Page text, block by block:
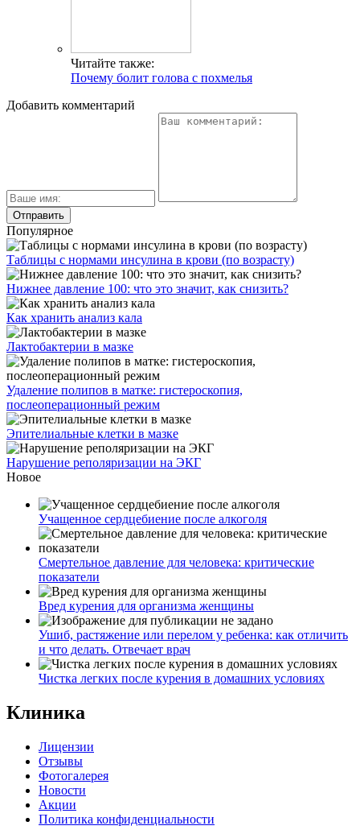
Читайте также:
Почему болит голова с похмелья
Добавить комментарий
Популярное
Таблицы с нормами инсулина в крови (по возрасту)
Нижнее давление 100: что это значит, как снизить?
Как хранить анализ кала
Лактобактерии в мазке
Удаление полипов в матке: гистероскопия,
послеоперационный режим
Эпителиальные клетки в мазке
Нарушение реполяризации на ЭКГ
Новое
Учащенное сердцебиение после алкоголя
Смертельное давление для человека: критические
показатели
Вред курения для организма женщины
Ушиб, растяжение или перелом у ребенка: как отличить
и что делать. Отвечает врач
Чистка легких после курения в домашних условиях
Клиника
Лицензии
Отзывы
Фотогалерея
Новости
Акции
Политика конфиденциальности